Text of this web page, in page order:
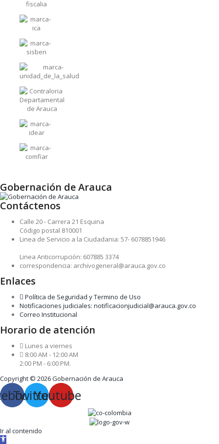
Gobernación de Arauca
Contáctenos
Calle 20 - Carrera 21 Esquina
Código postal 810001
Linea de Servicio a la Ciudadania: 57- 6078851946
Linea Anticorrupción: 607885 3374
correspondencia: archivogeneral@arauca.gov.co
Enlaces
Política de Seguridad y Termino de Uso
Notificaciones judiciales: notificacionjudicial@arauca.gov.co
Correo Institucional
Horario de atención
Lunes a viernes
8:00 AM - 12:00 AM
2:00 PM - 6:00 PM.
Copyright © 2026 Gobernación de Arauca
TwitterYoutube
Ir al contenido
Abrir